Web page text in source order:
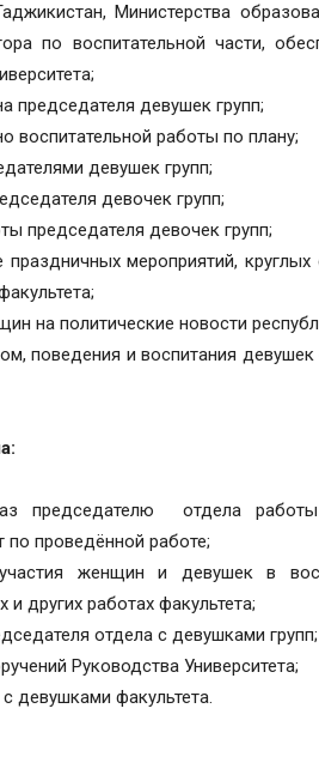
Министерства
по воспитательной части,
председателя девушек групп;
воспитательной работы по плану;
девушек групп;
девочек групп;
председателя девочек групп;
мероприятий,
на политические новости
поведения и воспитания
председателю отдела
по проведённой работе;
участия женщин и девушек в
и других работах факультета;
отдела с девушками групп;
Руководства Университета;
девушками факультета.